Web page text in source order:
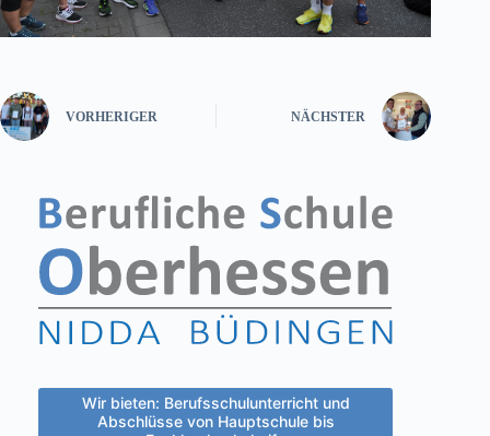
VORHERIGER NÄCHSTER
Wir bieten: Berufsschulunterricht und
Abschlüsse von Hauptschule bis